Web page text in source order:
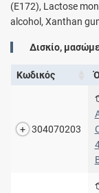
(E172), Lactose
alcohol, Xanthan
Δισκίο,
Κωδικός
304070203